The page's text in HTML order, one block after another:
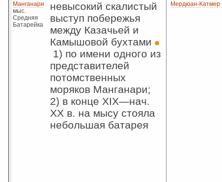
Манганари
мыс.
Средняя
Батарейка
невысокий скалистый
выступ побережья
между Казачьей и
Камышовой бухтами
1) по имени одного из
представителей
потомственных
моряков Манганари;
2) в конце XIX—нач.
XX в. на мысу стояла
небольшая батарея
Мердюан-Катмер